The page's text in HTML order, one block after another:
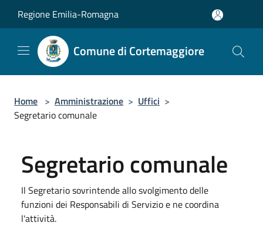
Regione Emilia-Romagna
Comune di Cortemaggiore
Home > Amministrazione > Uffici >
Segretario comunale
Segretario comunale
Il Segretario sovrintende allo svolgimento delle
funzioni dei Responsabili di Servizio e ne coordina
l'attività.